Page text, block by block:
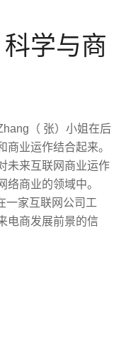
学与商
（ 张）小姐在后
商业运作结合起来。
未来互联网商业运作
络商业的领域中。
一家互联网公司工
电商发展前景的信